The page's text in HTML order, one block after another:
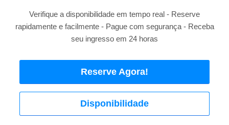
Verifique a disponibilidade em tempo real - Reserve
rapidamente e facilmente - Pague com segurança - Receba
seu ingresso em 24 horas
Reserve Agora!
Disponibilidade